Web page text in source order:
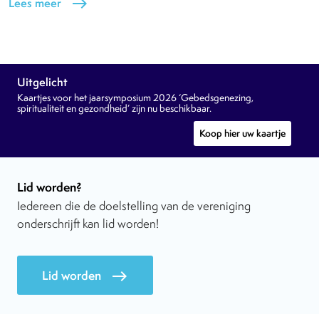
east
Uitgelicht
Kaartjes voor het jaarsymposium 2026 ‘Gebedsgenezing,
spiritualiteit en gezondheid’ zijn nu beschikbaar.
Koop hier uw kaartje
Lid worden?
Iedereen die de doelstelling van de vereniging
onderschrijft kan lid worden!
Lid worden east